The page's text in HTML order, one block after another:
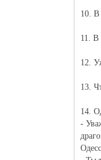
10. В
11. В
12.
13.
14.
-